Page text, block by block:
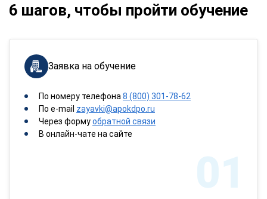
6 шагов, чтобы пройти обучение
Заявка на обучение
По номеру телефона 8 (800) 301-78-62
По e-mail zayavki@apokdpo.ru
Через формуобратной связи
В онлайн-чате на сайте
01